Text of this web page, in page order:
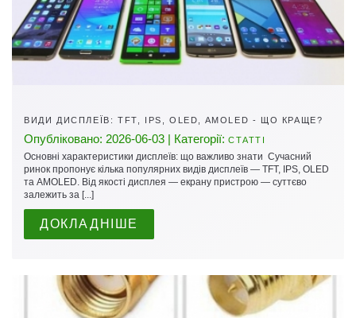
ВИДИ ДИСПЛЕЇВ: TFT, IPS, OLED, AMOLED - ЩО КРАЩЕ?
Опубліковано: 2026-06-03 | Категорії: СТАТТІ
Основні характеристики дисплеїв: що важливо знати Сучасний
ринок пропонує кілька популярних видів дисплеїв — TFT, IPS, OLED
та AMOLED. Від якості дисплея — екрану пристрою — суттєво
залежить за [...]
ДОКЛАДНІШЕ